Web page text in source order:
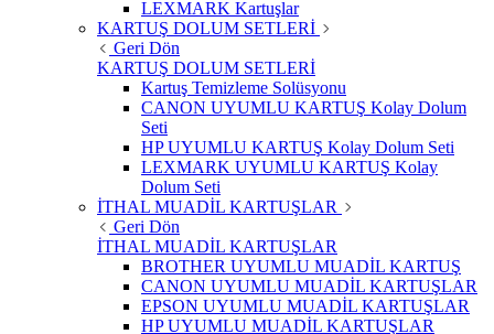
LEXMARK Kartuşlar
KARTUŞ DOLUM SETLERİ
Geri Dön
KARTUŞ DOLUM SETLERİ
Kartuş Temizleme Solüsyonu
CANON UYUMLU KARTUŞ Kolay Dolum
Seti
HP UYUMLU KARTUŞ Kolay Dolum Seti
LEXMARK UYUMLU KARTUŞ Kolay
Dolum Seti
İTHAL MUADİL KARTUŞLAR
Geri Dön
İTHAL MUADİL KARTUŞLAR
BROTHER UYUMLU MUADİL KARTUŞ
CANON UYUMLU MUADİL KARTUŞLAR
EPSON UYUMLU MUADİL KARTUŞLAR
HP UYUMLU MUADİL KARTUŞLAR